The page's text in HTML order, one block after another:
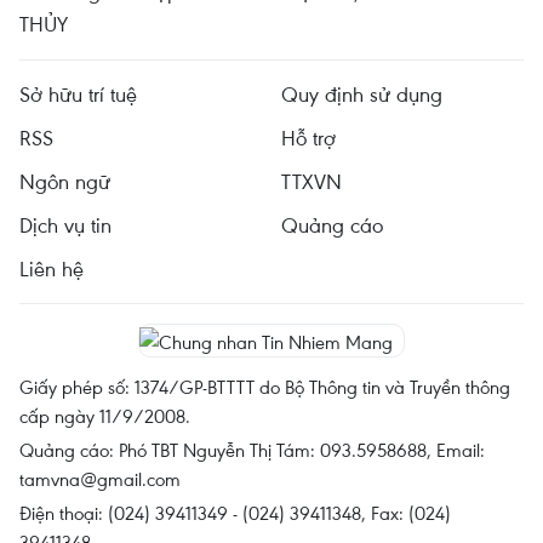
THỦY
Sở hữu trí tuệ
Quy định sử dụng
RSS
Hỗ trợ
Ngôn ngữ
TTXVN
Dịch vụ tin
Quảng cáo
Liên hệ
Giấy phép số: 1374/GP-BTTTT do Bộ Thông tin và Truyền thông
cấp ngày 11/9/2008.
Quảng cáo: Phó TBT Nguyễn Thị Tám: 093.5958688, Email:
tamvna@gmail.com
Điện thoại: (024) 39411349 - (024) 39411348, Fax: (024)